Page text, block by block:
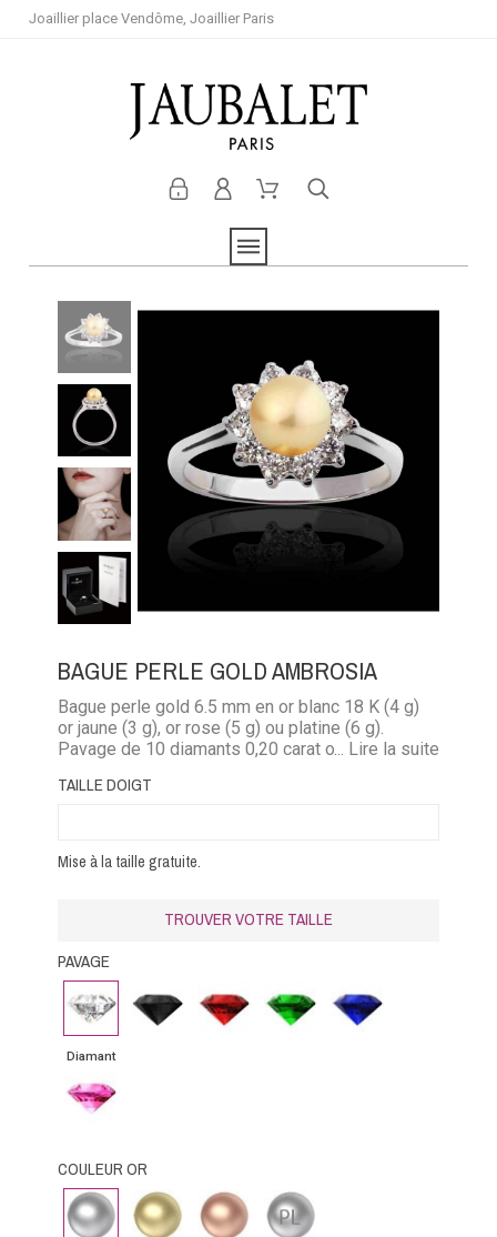
Joaillier place Vendôme, Joaillier Paris
BAGUE PERLE GOLD AMBROSIA
Bague perle gold 6.5 mm en or blanc 18 K (4 g)
or jaune (3 g), or rose (5 g) ou platine (6 g).
Pavage de 10 diamants 0,20 carat ou diamant
rubis (0,25 carat), saphir bleu (0,25 carat) ou
... Lire la suite
TAILLE DOIGT
Mise à la taille gratuite.
TROUVER VOTRE TAILLE
PAVAGE
Diamant
Diamant
Diamant
noir
Rubis Emeraude
Saphir
bleu
Saphir
rose
COULEUR OR
Or
Blanc
Or
Jaune
Or
Rose
Platine